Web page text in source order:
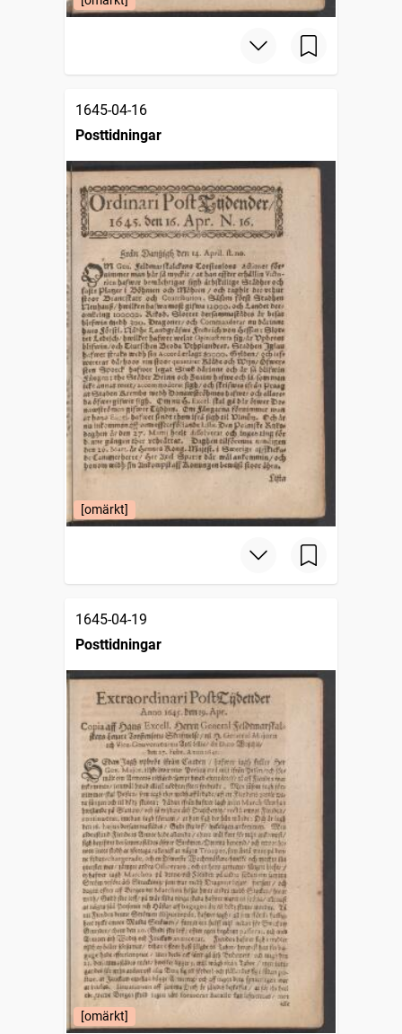
1645-04-16
Posttidningar
[omärkt]
1645-04-19
Posttidningar
[omärkt]